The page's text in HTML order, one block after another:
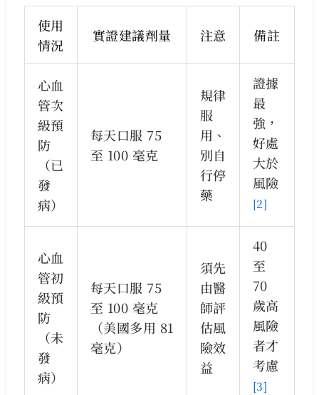
使用
情況
實證建議劑量 注意 備註
心血
管次
級預
防
（已
發
病）
每天口服 75
至 100 毫克
規律
服
用、
別自
行停
藥
證據
最
強，
好處
大於
風險
[2]
心血
管初
級預
防
（未
發
病）
每天口服 75
至 100 毫克
（美國多用 81
毫克）
須先
由醫
師評
估風
險效
益
40
至
70
歲高
風險
者才
考慮
[3]